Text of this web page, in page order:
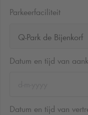
Parkeerfaciliteit
Q-Park de Bijenkorf
Datum en tijd van
Datum en tijd van